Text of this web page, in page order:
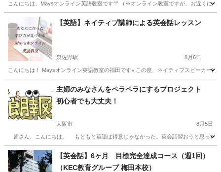
こんにちは、Maysオンライン英語教室です^^ （※オンライン教室ですが、お近くに
泉佐野市 泉佐野駅 YouTube
【英語】ネイティブ講師による英会話レッスン
泉佐野駅 8月6日
こんにちは！ Maysオンライン英語教室の福田です⭐︎ この度、ネイティブスピーカー
泉佐野駅 英語 先生
主婦のみなさんをペラペラにするプロジェクト
初心者でも大丈夫！
大阪市 8月5日
皆さん、こんにちは。 もともと英語は得意じゃなかった。英会話習おうと思った
大阪 大阪市 英会話 レッスン
【英会話】6ヶ月 目標完全達成コース（週1回）
（KEC教育グループ 梅田本校）